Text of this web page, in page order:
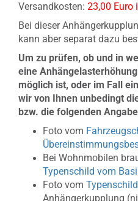
Versandkosten: 23,00 Euro
Bei dieser
kann aber separat dazu
Um zu prüfen, ob und in
eine
möglich ist, oder im Fall
wir von Ihnen unbedingt
bzw. die folgenden
Foto vom
Bei Wohnmobilen
Typenschild vom
Foto vom
Anhängerkupplung